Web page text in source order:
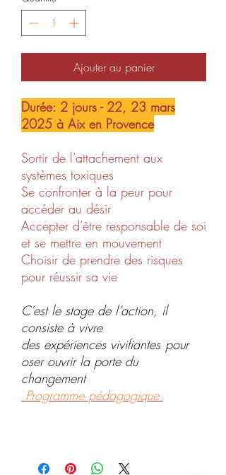
Ajouter au panier
Durée: 2 jours - 22, 23 mars
2025 à Aix en Provence
Sortir de l’attachement aux
systèmes toxiques
Se confronter à la peur pour
accéder au désir
Accepter d’être responsable de soi
et se mettre en mouvement
Choisir de prendre des risques
pour réussir sa vie
C’est le stage de l’action, il
consiste à vivre
des expériences vivifiantes pour
oser ouvrir la porte du
changement
Programme pédagogique